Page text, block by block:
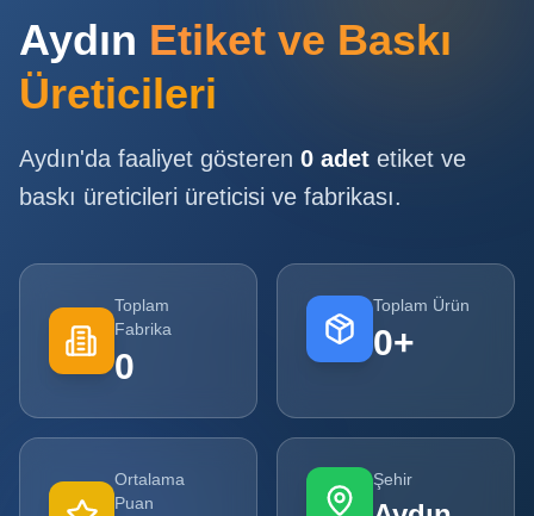
Giriş
Yap
Ol
Ana
Sayfa
Tüm
Ürünler
Kampanyalar
POPÜLER
Aydın Etiket ve Baskı
Üreticileri
Aydın'da faaliyet gösteren 0 adet etiket ve
baskı üreticileri üreticisi ve fabrikası.
Toplam
Fabrika
0
Toplam Ürün
0+
Ortalama
Puan
Şehir